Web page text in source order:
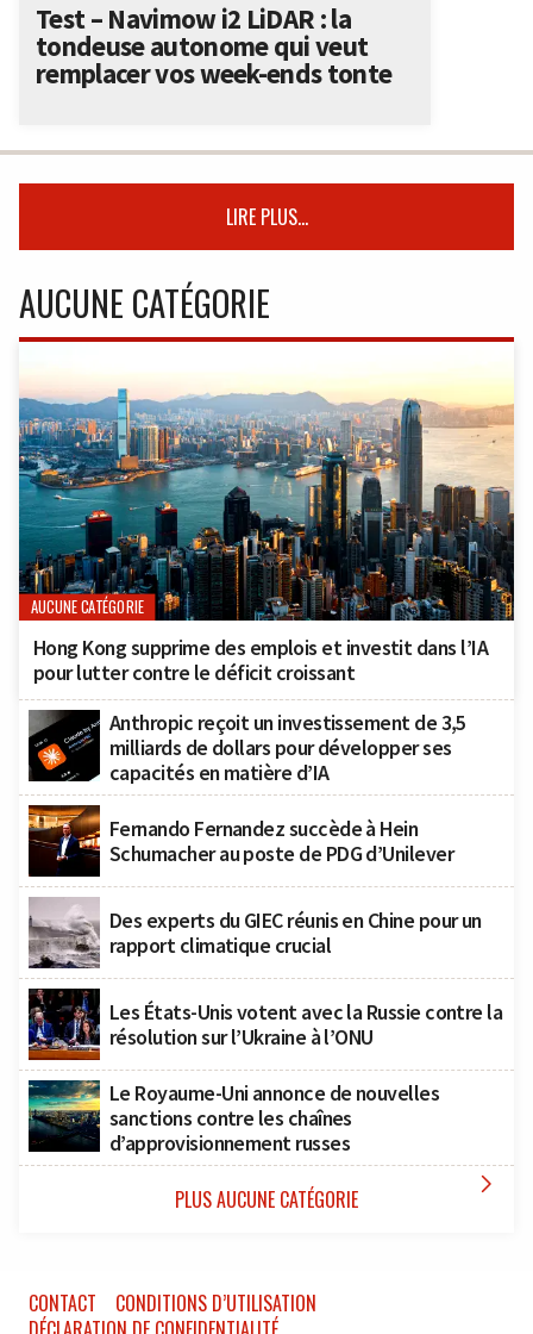
Test – Navimow i2 LiDAR : la
tondeuse autonome qui veut
remplacer vos week-ends tonte
LIRE PLUS...
AUCUNE CATÉGORIE
AUCUNE CATÉGORIE
Hong Kong supprime des emplois et investit dans l’IA
pour lutter contre le déficit croissant
Anthropic reçoit un investissement de 3,5
milliards de dollars pour développer ses
capacités en matière d’IA
Fernando Fernandez succède à Hein
Schumacher au poste de PDG d’Unilever
Des experts du GIEC réunis en Chine pour un
rapport climatique crucial
Les États-Unis votent avec la Russie contre la
résolution sur l’Ukraine à l’ONU
Le Royaume-Uni annonce de nouvelles
sanctions contre les chaînes
d’approvisionnement russes
PLUS AUCUNE CATÉGORIE 
CONTACT
CONDITIONS D’UTILISATION